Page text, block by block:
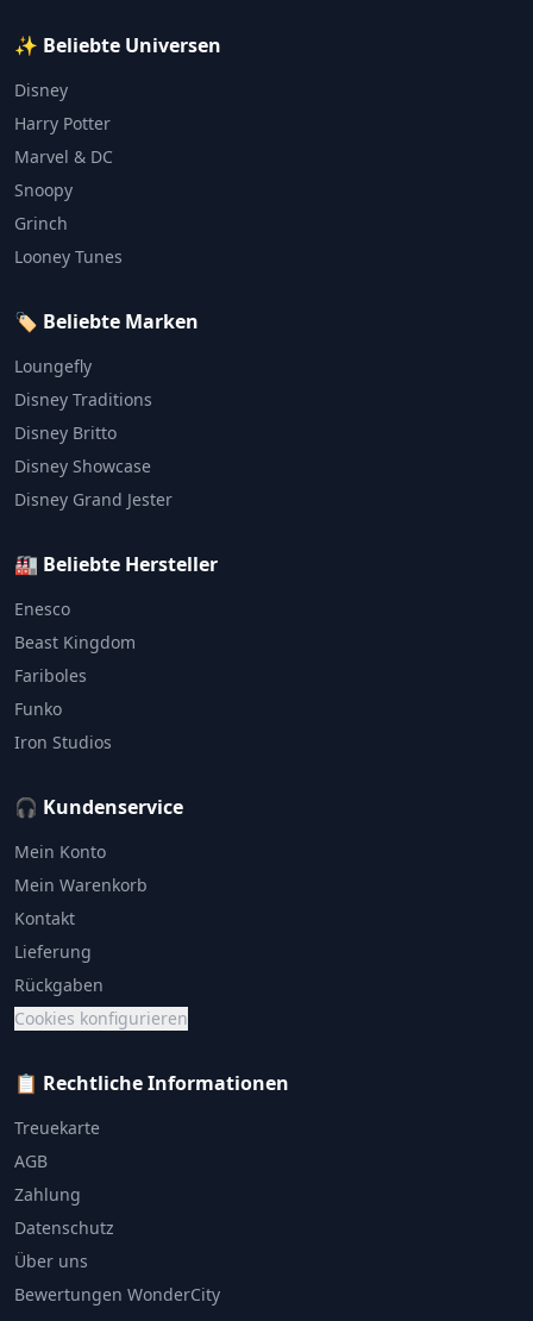
✨ Beliebte Universen
Disney
Harry Potter
Marvel & DC
Snoopy
Grinch
Looney Tunes
🏷️ Beliebte Marken
Loungefly
Disney Traditions
Disney Britto
Disney Showcase
Disney Grand Jester
🏭 Beliebte Hersteller
Enesco
Beast Kingdom
Fariboles
Funko
Iron Studios
🎧 Kundenservice
Mein Konto
Mein Warenkorb
Kontakt
Lieferung
Rückgaben
Cookies konfigurieren
📋 Rechtliche Informationen
Treuekarte
AGB
Zahlung
Datenschutz
Über uns
Bewertungen WonderCity